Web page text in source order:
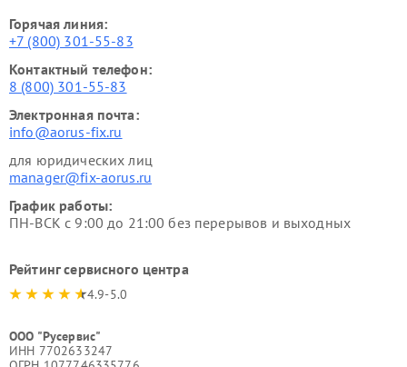
Горячая линия:
+7 (800) 301-55-83
Контактный телефон:
8 (800) 301-55-83
Электронная почта:
info@aorus-fix.ru
для юридических лиц
manager@fix-aorus.ru
График работы:
ПН-ВСК с 9:00 до 21:00 без перерывов и выходных
Рейтинг сервисного центра
4.9-5.0
ООО "Русервис"
ИНН 7702633247